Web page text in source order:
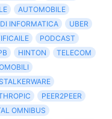
AUTOMOBILE
INFORMATICA
UBER
PODCAST
HINTON
TELECOM
STALKERWARE
PEER2PEER
OMNIBUS